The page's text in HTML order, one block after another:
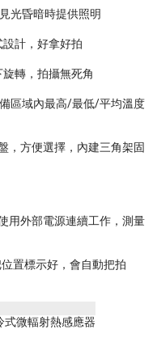
光昏暗時提供照明
計，好拿好拍
轉，拍攝無死角
區域內最高/最低/平均溫度
，方便選擇，內建三角架固
用外部電源連續工作，測量
置標示好，會自動把拍
式微輻射熱感應器